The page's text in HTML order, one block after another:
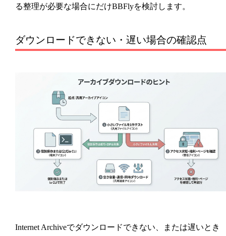
る整理が必要な場合にだけBBFlyを検討します。
ダウンロードできない・遅い場合の確認点
Internet Archiveでダウンロードできない、または遅いとき